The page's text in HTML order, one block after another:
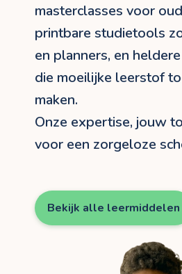
masterclasses voor
printbare studietools
en planners, en
die moeilijke leerstof
maken.
Onze expertise, jouw
voor een zorgeloze
Bekijk alle leermiddelen